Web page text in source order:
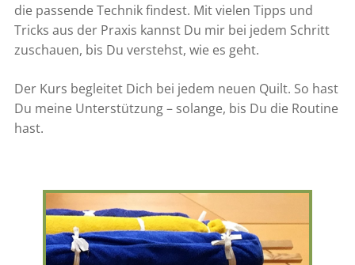
die passende Technik findest. Mit vielen Tipps und
Tricks aus der Praxis kannst Du mir bei jedem Schritt
zuschauen, bis Du verstehst, wie es geht.
Der Kurs begleitet Dich bei jedem neuen Quilt. So hast
Du meine Unterstützung – solange, bis Du die Routine
hast.